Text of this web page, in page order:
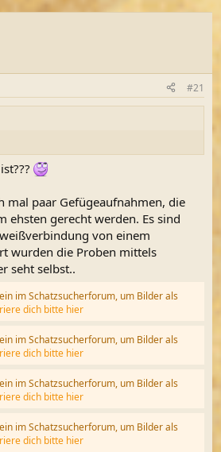
#21
mal paar Gefügeaufnahmen, die
ehsten gerecht werden. Es sind
von einem
wurden die Proben mittels
seht selbst..
im Schatzsucherforum, um Bilder als
dich bitte hier
im Schatzsucherforum, um Bilder als
dich bitte hier
im Schatzsucherforum, um Bilder als
dich bitte hier
im Schatzsucherforum, um Bilder als
dich bitte hier